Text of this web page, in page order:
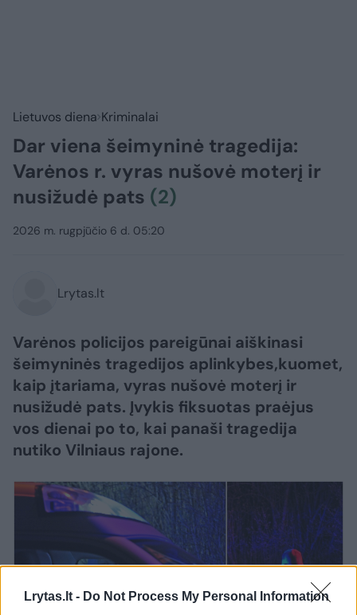
Lrytas.lt - Do Not Process My Personal Information
Lietuvos diena Kriminalai
Dar viena šeimyninė tragedija:
Varėnos r. vyras nušovė moterį ir
nusižudė pats (2)
2026 m. rugpjūčio 6 d. 05:20
Lrytas.lt
Varėnos policijos pareigūnai aiškinasi
šeimyninės tragedijos aplinkybes,kuomet,
kaip įtariama, vyras nušovė moterį ir
nusižudė pats. Įvykis fiksuotas praėjus
vos dienai po to, kai panaši tragedija
nutiko Vilniaus rajone.